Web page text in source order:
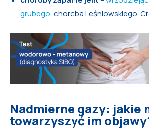
grubego, choroba Leśniowskiego-
Nadmierne gazy: jakie
towarzyszyć im